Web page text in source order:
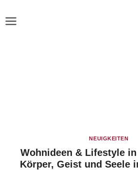
NEUIGKEITEN
Wohnideen & Lifestyle
Körper, Geist und Seele